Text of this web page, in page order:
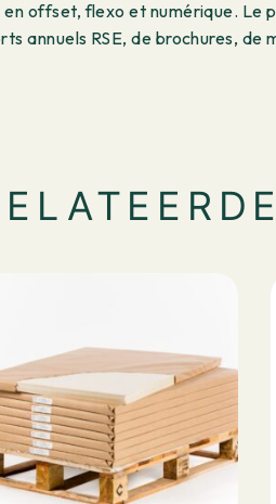
offset, flexo et numérique.
annuels RSE, de brochures,